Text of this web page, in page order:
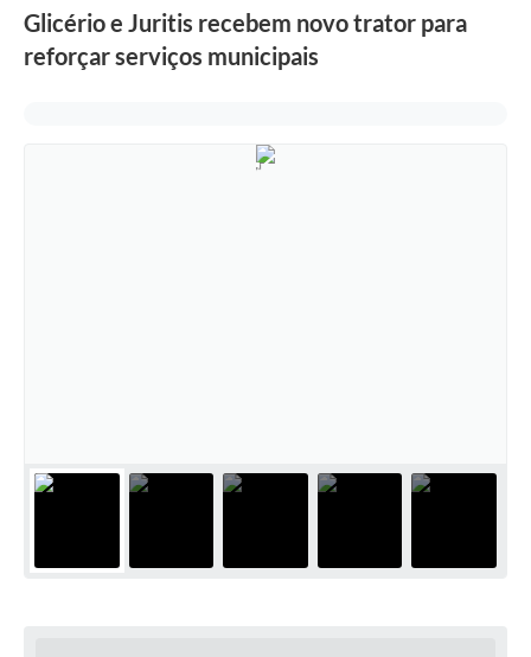
Glicério e Juritis recebem novo trator para
reforçar serviços municipais